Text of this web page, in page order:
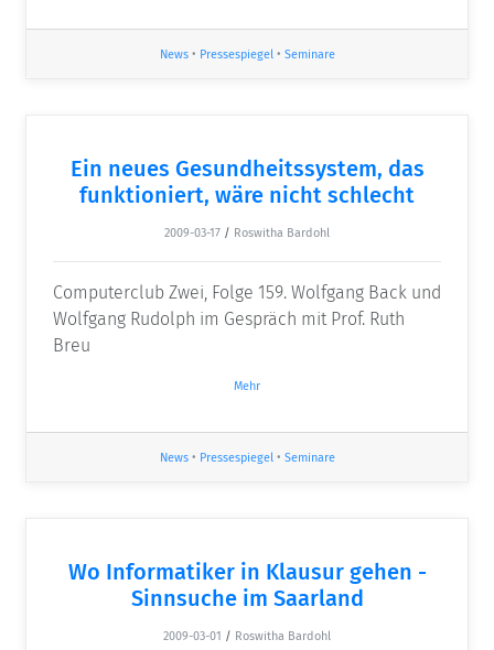
News• Pressespiegel• Seminare
Ein neues Gesundheitssystem, das
funktioniert, wäre nicht schlecht
2009-03-17 / Roswitha Bardohl
Computerclub Zwei, Folge 159. Wolfgang Back und
Wolfgang Rudolph im Gespräch mit Prof. Ruth
Breu
Mehr
News• Pressespiegel• Seminare
Wo Informatiker in Klausur gehen -
Sinnsuche im Saarland
2009-03-01 / Roswitha Bardohl